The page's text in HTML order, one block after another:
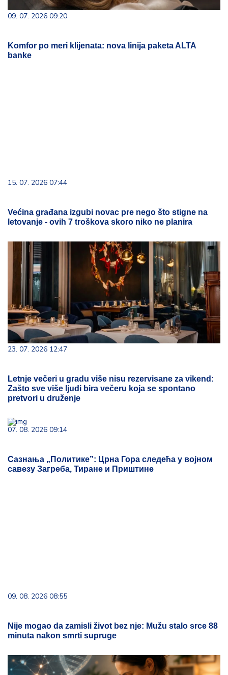
09. 07. 2026 09:20
Komfor po meri klijenata: nova linija paketa ALTA
banke
15. 07. 2026 07:44
Većina građana izgubi novac pre nego što stigne na
letovanje - ovih 7 troškova skoro niko ne planira
23. 07. 2026 12:47
Letnje večeri u gradu više nisu rezervisane za vikend:
Zašto sve više ljudi bira večeru koja se spontano
pretvori u druženje
07. 08. 2026 09:14
Сазнања „Политике”: Црна Гора следећа у војном
савезу Загреба, Тиране и Приштине
09. 08. 2026 08:55
Nije mogao da zamisli život bez nje: Mužu stalo srce 88
minuta nakon smrti supruge